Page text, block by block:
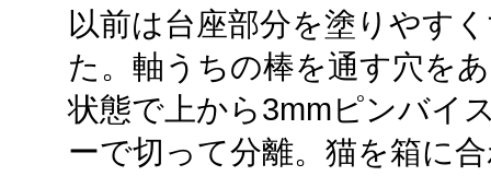
以前は台座部分を塗りやす
た。軸うちの棒を通す穴を
状態で上から3mmピンバイ
ーで切って分離。猫を箱に